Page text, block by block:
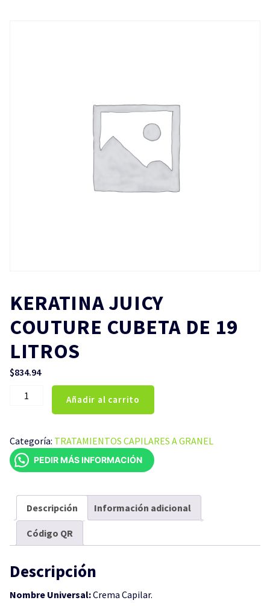
KERATINA JUICY
COUTURE CUBETA DE 19
LITROS
$834.94
KERATINA
CUBETA
DE
19
cantidad
Añadir al carrito
Categoría: TRATAMIENTOS CAPILARES A GRANEL
PEDIR MÁS INFORMACIÓN
Descripción Información adicional
Código QR
Descripción
Nombre Universal:Crema Capilar.